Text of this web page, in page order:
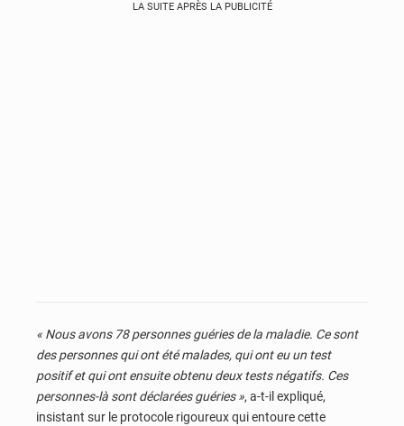
LA SUITE APRÈS LA PUBLICITÉ
« Nous avons 78 personnes guéries de la maladie. Ce sont
des personnes qui ont été malades, qui ont eu un test
positif et qui ont ensuite obtenu deux tests négatifs. Ces
personnes-là sont déclarées guéries », a-t-il expliqué,
insistant sur le protocole rigoureux qui entoure cette